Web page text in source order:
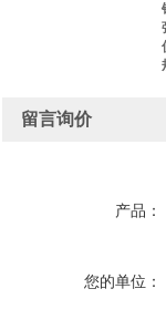
留言询价
产品：
您的单位：